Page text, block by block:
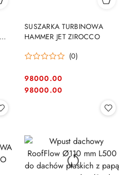
SUSZARKA TURBINOWA
HAMMER JET ZIROCCO
(0)
Cena:
98000.00
Cena:
98000.00